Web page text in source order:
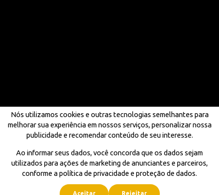
Nós utilizamos cookies e outras tecnologias semelhantes para
melhorar sua experiência em nossos serviços, personalizar nossa
publicidade e recomendar conteúdo de seu interesse.
Ao informar seus dados, você concorda que os dados sejam
utilizados para ações de marketing de anunciantes e parceiros,
conforme a política de privacidade e proteção de dados.
Aceitar Rejeitar